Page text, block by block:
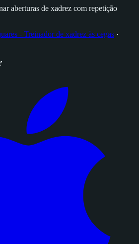
aberturas de xadrez com repetição
- Treinador de xadrez às cegas ·